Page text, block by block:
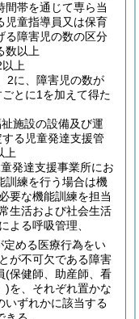
間帯を通じて専ら当
児童指導員又は保育
る障害児の数の区分
数以上
上
2に、障害児の数が
とに1を加えて得た
施設の設備及び運
る児童発達支援管
上
発達支援事業所にお
訓練を行う場合は機
要な機能訓練を担当
生活および社会生活
よる呼吸管理、
める医療行為をい
が不可欠である障害
(保健師、助産師、看
)を、それぞれ置かな
いずれかに該当する